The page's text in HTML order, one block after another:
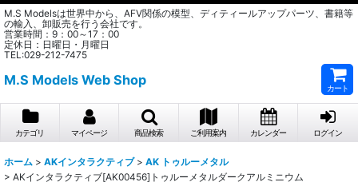
M.S Modelsは世界中から、AFV関係の模型、ディティールアップパーツ、書籍等
の輸入、卸販売を行う会社です。
営業時間：9：00～17：00
定休日：日曜日・月曜日
TEL:029-212-7475
M.S Models Web Shop
カート
カテゴリ マイページ 商品検索 ご利用案内 カレンダー ログイン
ホーム > AKインタラクティブ > AK トゥルーメタル
> AKインタラクティブ[AK00456]トゥルーメタルダークアルミニウム